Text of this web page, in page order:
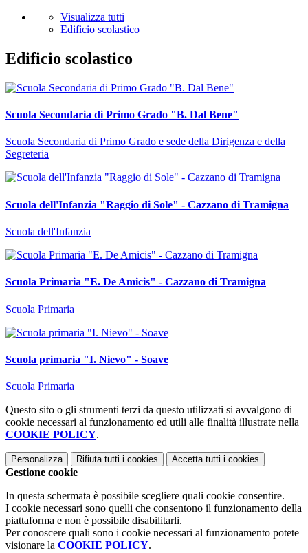
Visualizza tutti
Edificio scolastico
Edificio scolastico
Scuola Secondaria di Primo Grado "B. Dal Bene"
Scuola Secondaria di Primo Grado e sede della Dirigenza e della
Segreteria
Scuola dell'Infanzia "Raggio di Sole" - Cazzano di Tramigna
Scuola dell'Infanzia
Scuola Primaria "E. De Amicis" - Cazzano di Tramigna
Scuola Primaria
Scuola primaria "I. Nievo" - Soave
Scuola Primaria
Questo sito o gli strumenti terzi da questo utilizzati si avvalgono di
cookie necessari al funzionamento ed utili alle finalità illustrate nella
COOKIE POLICY.
Personalizza Rifiuta tutti i cookies Accetta tutti i cookies
Gestione cookie
In questa schermata è possibile scegliere quali cookie consentire.
I cookie necessari sono quelli che consentono il funzionamento della
piattaforma e non è possibile disabilitarli.
Per conoscere quali sono i cookie necessari al funzionamento potete
visionare la COOKIE POLICY.